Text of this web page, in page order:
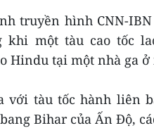
truyền hình CNN-
khi một tàu cao tốc
Hindu tại một nhà ga
với tàu tốc hành liên
Bihar của Ấn Độ,